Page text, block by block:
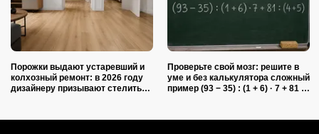
Порожки выдают устаревший и
колхозный ремонт: в 2026 году
дизайнеру призывают стелить
Проверьте свой мозг: решите в
уме и без калькулятора сложный
пример (93 − 35) : (1 + 6) · 7 + 81 :